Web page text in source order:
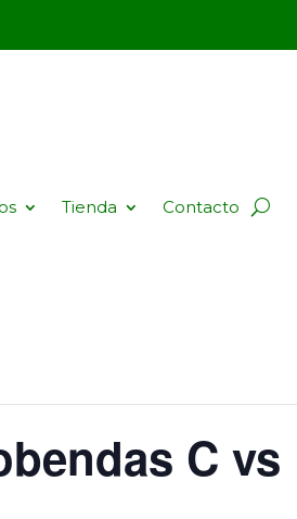
Tienda Contacto
C vs